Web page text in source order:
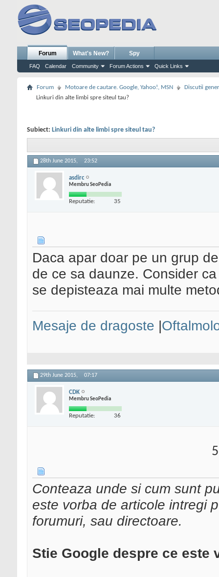
Forum
FAQ Calendar Community Forum Actions Quick Links
What's New? Spy
Forum Motoare de cautare. Google, Yahoo!, MSN
Discutii
Linkuri din alte limbi spre siteul tau?
Subiect: Linkuri din alte limbi spre siteul tau?
28th June 2015, 23:52
asdirc
Membru SeoPedia
Reputatie: 35
Daca apar doar pe un grup
de ce sa daunze. Consider
se depisteaza mai multe
Mesaje de dragoste |
29th June 2015, 07:17
CDK
Membru SeoPedia
Reputatie: 36
Conteaza unde si cum sunt
este vorba de articole intregi
forumuri, sau directoare.
Stie Google despre ce este